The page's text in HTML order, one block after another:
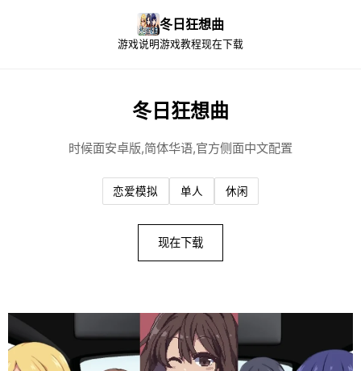
冬日狂想曲
游戏说明游戏教程现在下载
冬日狂想曲
时候面安卓版,简体华语,官方侧面中文配置
恋爱模拟 单人 休闲
现在下载